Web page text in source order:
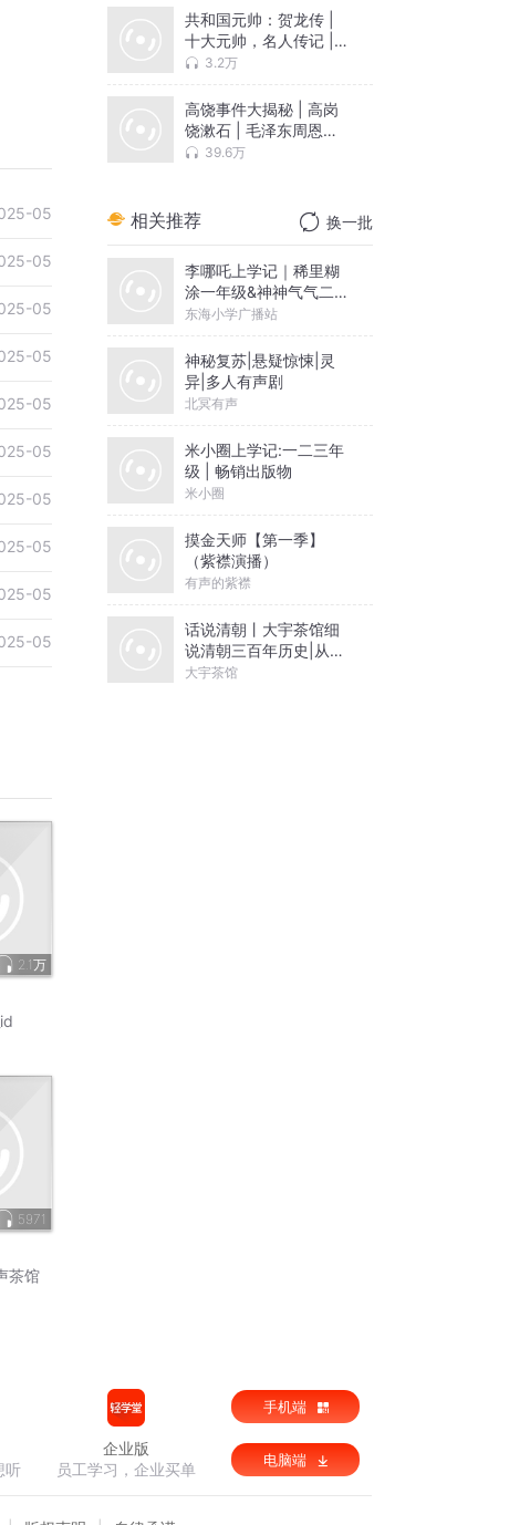
05
05
05
05
05
05
05
05
05
05
2.1万
5971
茶馆
共和国元帅：贺龙传 |
十大元帅，名人传记 |
新中国开国史 | 涵莫演
3.2万
高饶事件大揭秘 | 高岗
饶漱石 | 毛泽东周恩来
刘少奇陈云
39.6万
相关推荐 换一批
李哪吒上学记｜稀里糊
涂一年级&神神气气二年
级
东海小学广播站
神秘复苏|悬疑惊悚|灵
异|多人有声剧
北冥有声
米小圈上学记:一二三年
级 | 畅销出版物
米小圈
摸金天师【第一季】
（紫襟演播）
有声的紫襟
话说清朝丨大宇茶馆细
说清朝三百年历史|从努
尔哈赤到末代皇帝溥仪|
大宇茶馆
听
企业版
员工学习，企业买单
手机端
电脑端